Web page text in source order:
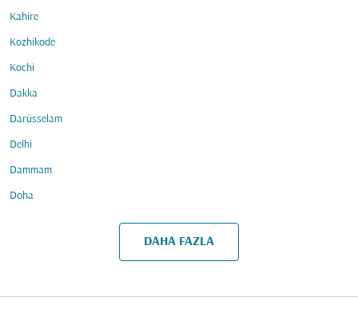
Kahire
Kozhikode
Kochi
Dakka
Darüsselam
Delhi
Dammam
Doha
DAHA FAZLA